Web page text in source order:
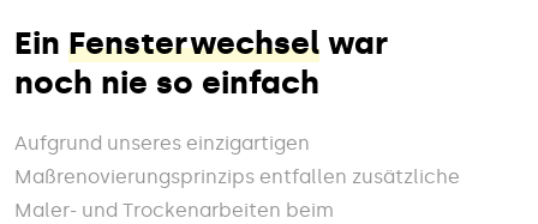
Ein Fensterwechsel war
noch nie so einfach
Aufgrund unseres einzigartigen
Maßrenovierungsprinzips entfallen zusätzliche
Maler- und Trockenarbeiten beim